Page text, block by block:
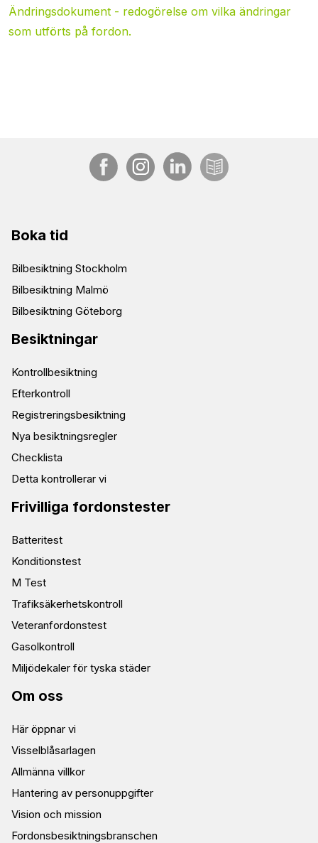
Ändringsdokument - redogörelse om vilka ändringar
som utförts på fordon.
Boka tid
Bilbesiktning Stockholm
Bilbesiktning Malmö
Bilbesiktning Göteborg
Besiktningar
Kontrollbesiktning
Efterkontroll
Registreringsbesiktning
Nya besiktningsregler
Checklista
Detta kontrollerar vi
Frivilliga fordonstester
Batteritest
Konditionstest
M Test
Trafiksäkerhetskontroll
Veteranfordonstest
Gasolkontroll
Miljödekaler för tyska städer
Om oss
Här öppnar vi
Visselblåsarlagen
Allmänna villkor
Hantering av personuppgifter
Vision och mission
Fordonsbesiktningsbranschen